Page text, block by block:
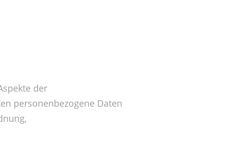
der
personenbezogene Daten